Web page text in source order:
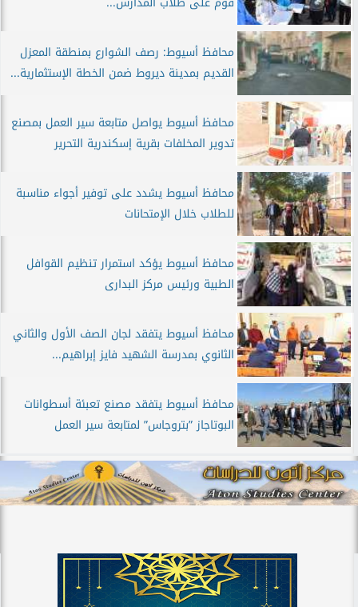
محافظ أسيوط: رصف الشوارع بمنطقة المعزل
القديم بمدينة ديروط ضمن الخطة الإستثمارية...
محافظ أسيوط يواصل متابعة سير العمل بمصنع
تدوير المخلفات بقرية إسكندرية التحرير
محافظ أسيوط يشدد على توفير أجواء مناسبة
للطلاب خلال الإمتحانات
محافظ أسيوط يؤكد استمرار تنظيم القوافل
الطبية ورئيس مركز البدارى
محافظ أسيوط يتفقد لجان الصف الأول والثاني
الثانوي بمدرسة الشهيد فايز إبراهيم...
محافظ أسيوط يتفقد مصنع تعبئة أسطوانات
البوتاجاز ”بتروجاس” لمتابعة سير العمل